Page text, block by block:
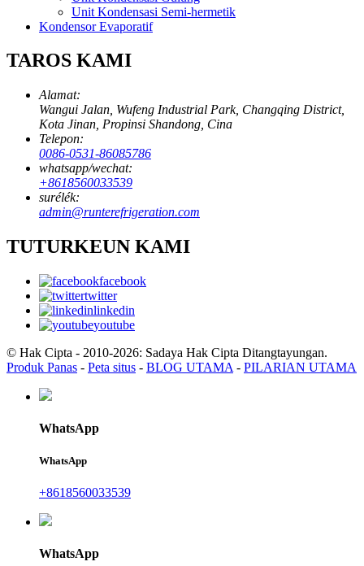
Unit Kondensasi Semi-hermetik
Kondensor Evaporatif
TAROS KAMI
Alamat:
Wangui Jalan, Wufeng Industrial Park, Changqing District,
Kota Jinan, Propinsi Shandong, Cina
Telepon:
0086-0531-86085786
whatsapp/wechat:
+8618560033539
surélék:
admin@runterefrigeration.com
TUTURKEUN KAMI
facebook
twitter
linkedin
youtube
© Hak Cipta - 2010-2026: Sadaya Hak Cipta Ditangtayungan.
Produk Panas - Peta situs - BLOG UTAMA - PILARIAN UTAMA
WhatsApp
WhatsApp
+8618560033539
WhatsApp